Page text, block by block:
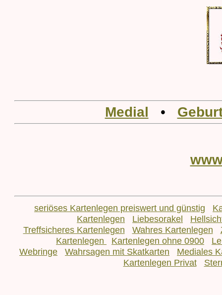
Medial •
seriöses Kartenlegen preiswert und günstig
Kartenlegen
Liebesorakel
Treffsicheres Kartenlegen
Wahres Kartenlegen
Kartenlegen
Kartenlegen ohne 0900
Webringe
Wahrsagen mit Skatkarten
Mediales
Kartenlegen Privat